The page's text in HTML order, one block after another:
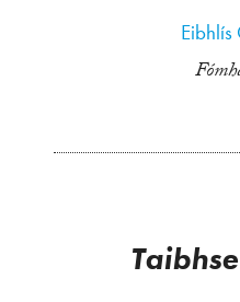
Eibhlís